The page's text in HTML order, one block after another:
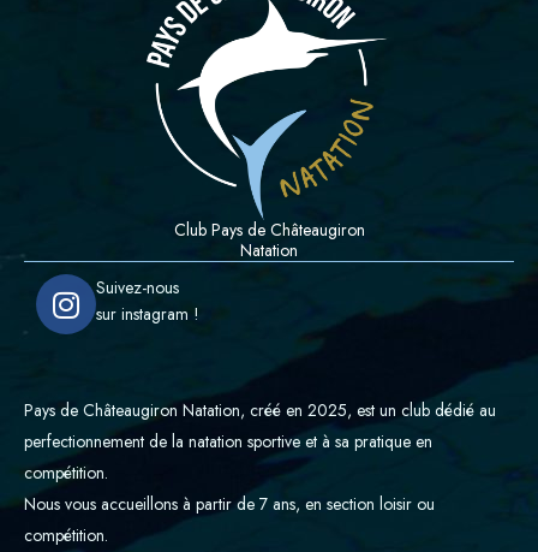
Club Pays de Châteaugiron
Natation
I
n
s
a
g
r
a
m
Suivez-nous
sur instagram !
Pays de Châteaugiron Natation, créé en 2025, est un club dédié au
perfectionnement de la natation sportive et à sa pratique en
compétition.
Nous vous accueillons à partir de 7 ans, en section loisir ou
compétition.